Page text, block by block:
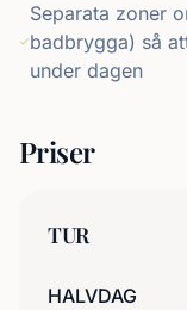
Separata zoner
badbrygga) så
under dagen
Priser
TUR
HALVDAG